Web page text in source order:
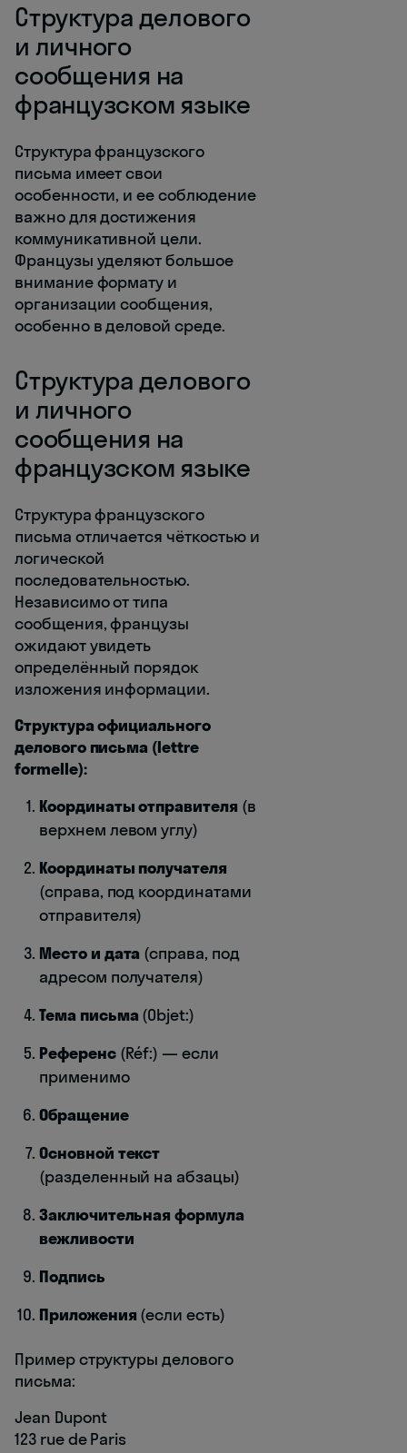
Структура делового
и личного
сообщения на
французском языке
Структура французского
письма имеет свои
особенности, и ее соблюдение
важно для достижения
коммуникативной цели.
Французы уделяют большое
внимание формату и
организации сообщения,
особенно в деловой среде.
Структура делового
и личного
сообщения на
французском языке
Структура французского
письма отличается чёткостью и
логической
последовательностью.
Независимо от типа
сообщения, французы
ожидают увидеть
определённый порядок
изложения информации.
Структура официального
делового письма (lettre
formelle):
Координаты отправителя (в
верхнем левом углу)
Координаты получателя
(справа, под координатами
отправителя)
Место и дата (справа, под
адресом получателя)
Тема письма (Objet:)
Референс(Réf:) — если
применимо
Обращение
Основной текст
(разделенный на абзацы)
Заключительная формула
вежливости
Подпись
Приложения (если есть)
Пример структуры делового
письма:
Jean Dupont
123 rue de Paris